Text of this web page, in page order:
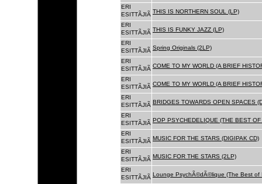
ERI
ESITTÃJIÃ THIS IS NORTHERN SOUL (LP)
ERI
ESITTÃJIÃ THIS IS FUNKY JAZZ (LP)
ERI
ESITTÃJIÃ Spring Originals (2LP)
ERI
ESITTÃJIÃ COME TO MY WORLD (A BRIEF
ERI
ESITTÃJIÃ COME TO MY WORLD (A BRIEF
ERI
ESITTÃJIÃ BRIDGES TOWARDS OPEN SPACES
ERI
ESITTÃJIÃ POP PSYCHEDELIQUE (THE BEST
ERI
ESITTÃJIÃ MUSIC FOR THE STARS (DIGIPAK CD)
ERI
ESITTÃJIÃ MUSIC FOR THE STARS (2LP)
ERI
ESITTÃJIÃ Lounge PsychÃ©dÃ©lique (The Best of